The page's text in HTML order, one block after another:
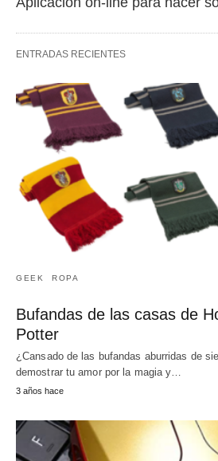
ENTRADAS RECIENTES
GEEK ROPA
Bufandas de las casas de
Potter
¿Cansado de las bufandas aburridas de
demostrar tu amor por la magia y…
3 años hace